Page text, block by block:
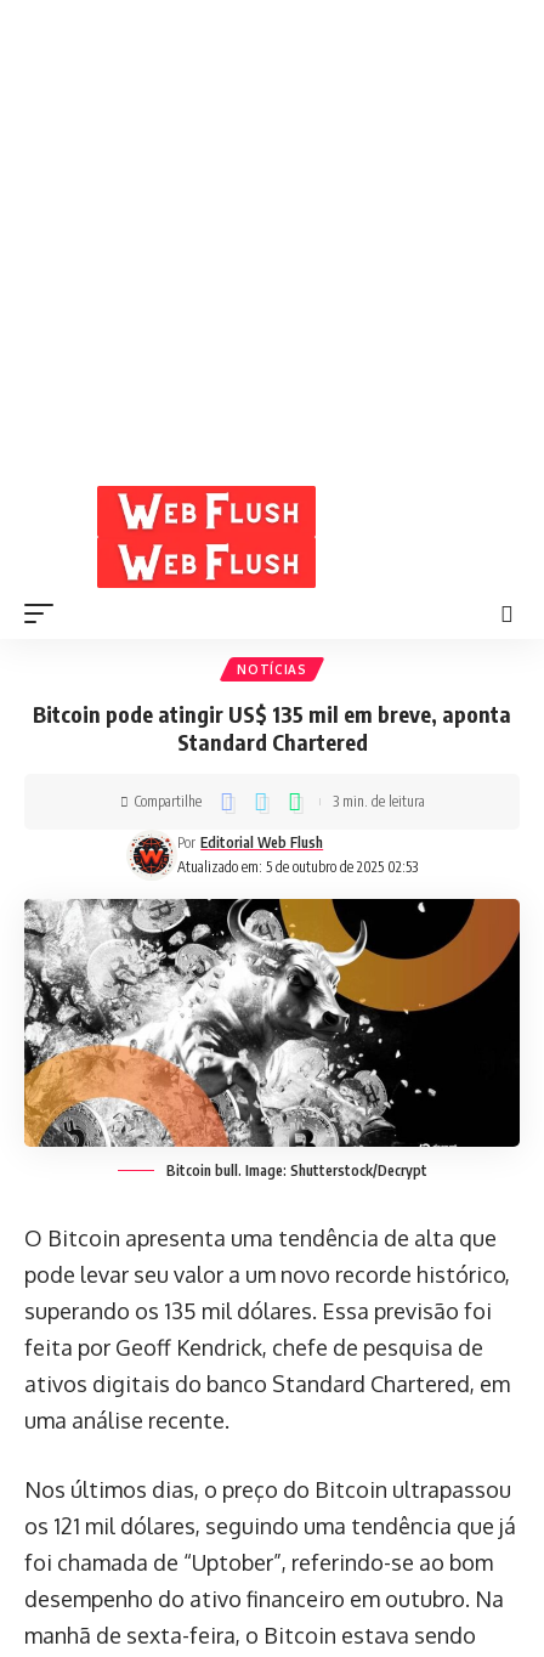
NOTÍCIAS
Bitcoin pode atingir US$ 135 mil em breve, aponta
Standard Chartered
Atualizado em: 5 de outubro de 2025 02:53
Por Editorial Web Flush
Compartilhe 3 min. de leitura
Bitcoin bull. Image: Shutterstock/Decrypt
O Bitcoin apresenta uma tendência de alta que
pode levar seu valor a um novo recorde histórico,
superando os 135 mil dólares. Essa previsão foi
feita por Geoff Kendrick, chefe de pesquisa de
ativos digitais do banco Standard Chartered, em
uma análise recente.
Nos últimos dias, o preço do Bitcoin ultrapassou
os 121 mil dólares, seguindo uma tendência que já
foi chamada de “Uptober”, referindo-se ao bom
desempenho do ativo financeiro em outubro. Na
manhã de sexta-feira, o Bitcoin estava sendo